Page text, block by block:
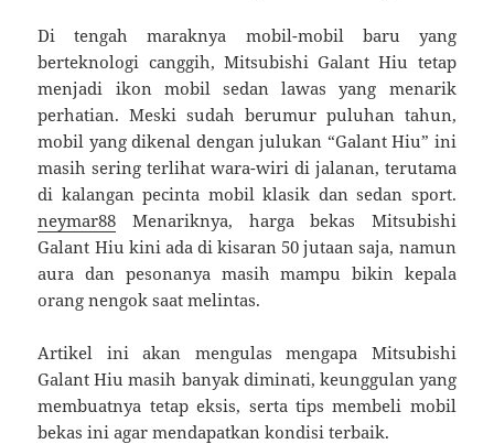
Di tengah maraknya mobil-mobil baru yang
berteknologi canggih, Mitsubishi Galant Hiu tetap
menjadi ikon mobil sedan lawas yang menarik
perhatian. Meski sudah berumur puluhan tahun,
mobil yang dikenal dengan julukan “Galant Hiu” ini
masih sering terlihat wara-wiri di jalanan, terutama
di kalangan pecinta mobil klasik dan sedan sport.
neymar88 Menariknya, harga bekas Mitsubishi
Galant Hiu kini ada di kisaran 50 jutaan saja, namun
aura dan pesonanya masih mampu bikin kepala
orang nengok saat melintas.
Artikel ini akan mengulas mengapa Mitsubishi
Galant Hiu masih banyak diminati, keunggulan yang
membuatnya tetap eksis, serta tips membeli mobil
bekas ini agar mendapatkan kondisi terbaik.